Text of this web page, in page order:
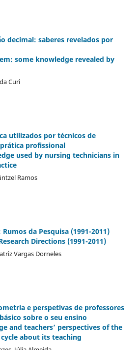
decimal: saberes revelados por
some knowledge revealed by
Curi
utilizados por técnicos de
profissional
used by nursing technicians in
Ramos
da Pesquisa (1991-2011)
Directions (1991-2011)
Vargas Dorneles
e perspetivas de professores
sobre o seu ensino
and teachers’ perspectives of the
about its teaching